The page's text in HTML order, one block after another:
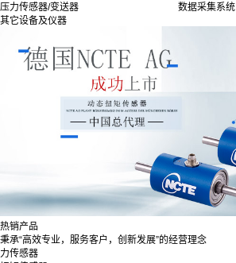
压力传感器/变送器
数据采集系统
其它设备及仪器
热销产品
秉承“高效专业，服务客户，创新发展”的经营理念
力传感器